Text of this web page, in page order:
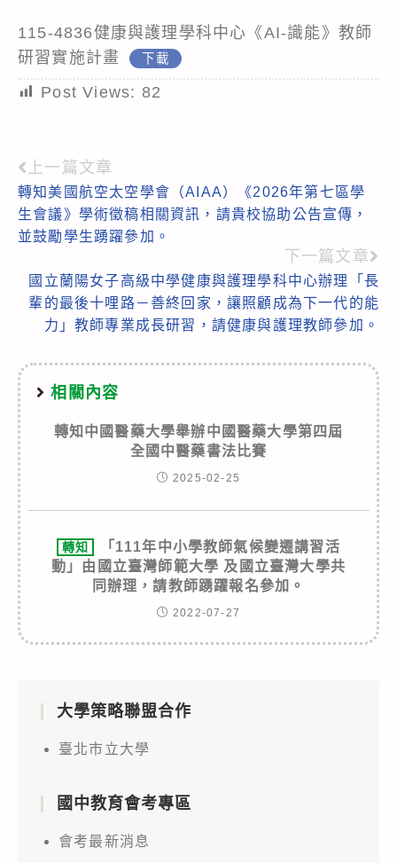
115-4836健康與護理學科中心《AI-識能》教師
研習實施計畫
下載
Post Views: 82
Read
more
articles
上一篇文章
轉知美國航空太空學會（AIAA）《2026年第七區學
生會議》學術徵稿相關資訊，請貴校協助公告宣傳，
並鼓勵學生踴躍參加。
下一篇文章
國立蘭陽女子高級中學健康與護理學科中心辦理「長
輩的最後十哩路－善終回家，讓照顧成為下一代的能
力」教師專業成長研習，請健康與護理教師參加。
相關內容
轉知中國醫藥大學舉辦中國醫藥大學第四屆
全國中醫藥書法比賽
2025-02-25
轉知
「111年中小學教師氣候變遷講習活
動」由國立臺灣師範大學 及國立臺灣大學共
同辦理，請教師踴躍報名參加。
2022-07-27
大學策略聯盟合作
臺北市立大學
國中教育會考專區
會考最新消息